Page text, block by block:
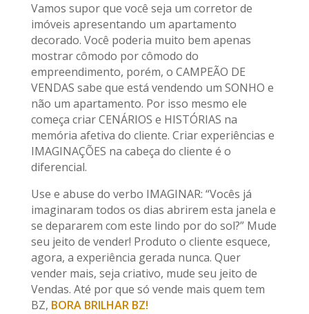
Vamos supor que você seja um corretor de
imóveis apresentando um apartamento
decorado. Você poderia muito bem apenas
mostrar cômodo por cômodo do
empreendimento, porém, o CAMPEÃO DE
VENDAS sabe que está vendendo um SONHO e
não um apartamento. Por isso mesmo ele
começa criar CENÁRIOS e HISTÓRIAS na
memória afetiva do cliente. Criar experiências e
IMAGINAÇÕES na cabeça do cliente é o
diferencial.
Use e abuse do verbo IMAGINAR: “Vocês já
imaginaram todos os dias abrirem esta janela e
se depararem com este lindo por do sol?” Mude
seu jeito de vender! Produto o cliente esquece,
agora, a experiência gerada nunca. Quer
vender mais, seja criativo, mude seu jeito de
Vendas. Até por que só vende mais quem tem
BZ, BORA BRILHAR BZ!